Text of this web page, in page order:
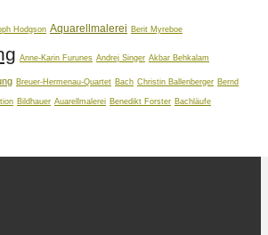
Hodgson Aquarellmalerei Berit Myreboe
Anne-Karin Furunes Andrej Singer Akbar Behkalam
Breuer-Hermenau-Quartet Bach Christin Ballenberger Bernd
Bildhauer Auarellmalerei Benedikt Forster Bachläufe